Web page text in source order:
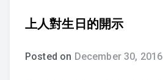
上課禮儀
上人對生日的開示
Posted on December 30, 2016